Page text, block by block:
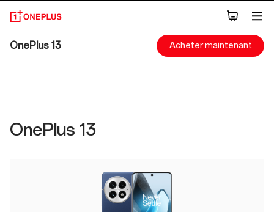
OnePlus
OnePlus 13 Acheter maintenant
OnePlus 13